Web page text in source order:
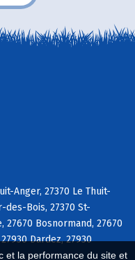
et la performance du site et
Anger, 27370 Le Thuit-
des-Bois, 27370 St-
Bosnormand, 27670
Dardez, 27930